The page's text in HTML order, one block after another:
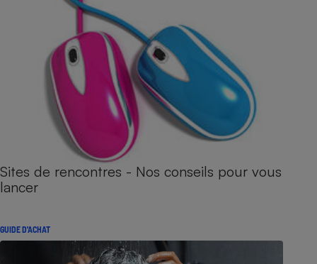
Sites de rencontres - Nos conseils pour vous
lancer
GUIDE D'ACHAT